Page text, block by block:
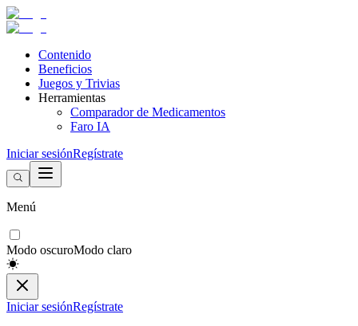
Contenido
Beneficios
Juegos y Trivias
Herramientas
Comparador de Medicamentos
Faro IA
Iniciar sesiónRegístrate
Menú
Modo oscuroModo claro
Iniciar sesiónRegístrate